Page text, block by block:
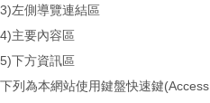
3)左側導覽連結區
4)主要內容區
5)下方資訊區
下列為本網站使用鍵盤快速鍵